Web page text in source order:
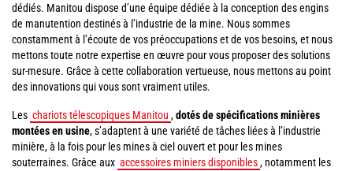
dédiés. Manitou dispose d’une équipe dédiée à la conception des engins
de manutention destinés à l’industrie de la mine. Nous sommes
constamment à l’écoute de vos préoccupations et de vos besoins, et nous
mettons toute notre expertise en œuvre pour vous proposer des solutions
sur-mesure. Grâce à cette collaboration vertueuse, nous mettons au point
des innovations qui vous sont vraiment utiles.
Les chariots télescopiques Manitou ,dotés de spécifications minières
montées en usine, s’adaptent à une variété de tâches liées à l’industrie
minière, à la fois pour les mines à ciel ouvert et pour les mines
souterraines. Grâce aux accessoires miniers disponibles, notamment les